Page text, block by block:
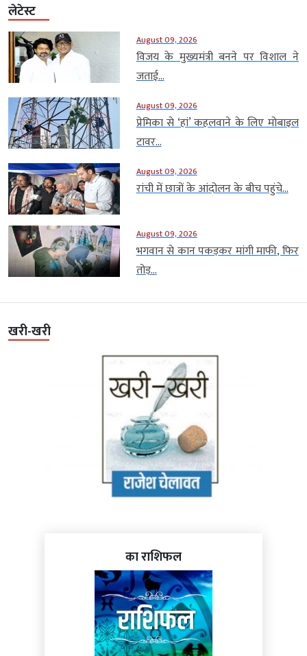
लेटेस्ट
August 09, 2026
विजय के मुख्यमंत्री बनने पर विशाल ने
जताई...
August 09, 2026
प्रेमिका से ‘हां’ कहलवाने के लिए मोबाइल
टावर...
August 09, 2026
रांची में छात्रों के आंदोलन के बीच पहुंचे...
August 09, 2026
भगवान से कान पकड़कर मांगी माफी, फिर
तोड़...
खरी-खरी
का राशिफल